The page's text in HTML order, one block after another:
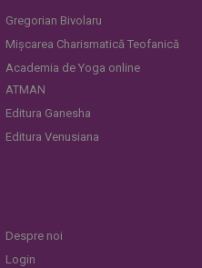
Gregorian Bivolaru
Mișcarea Charismatică Teofanică
Academia de Yoga online
ATMAN
Editura Ganesha
Editura Venusiana
Despre noi
Login